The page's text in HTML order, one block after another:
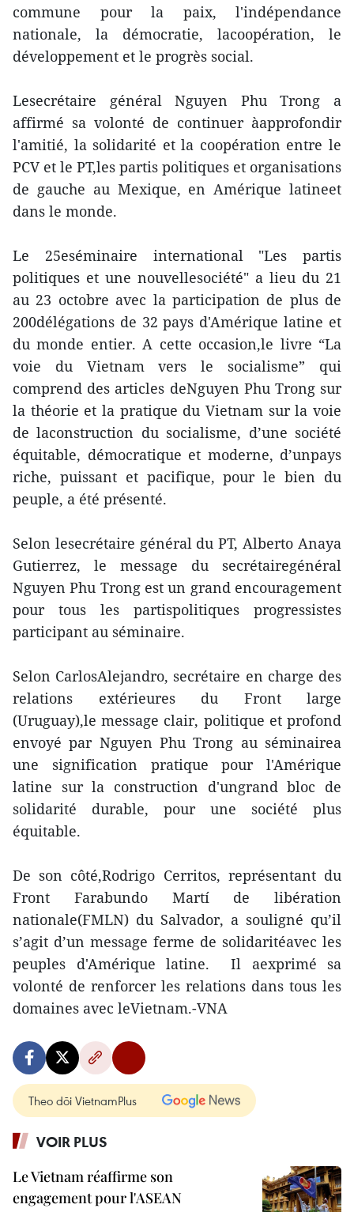
commune pour la paix, l'indépendance
nationale, la démocratie, lacoopération, le
développement et le progrès social.
Lesecrétaire général Nguyen Phu Trong a
affirmé sa volonté de continuer àapprofondir
l'amitié, la solidarité et la coopération entre le
PCV et le PT,les partis politiques et organisations
de gauche au Mexique, en Amérique latineet
dans le monde.
Le 25eséminaire international "Les partis
politiques et une nouvellesociété" a lieu du 21
au 23 octobre avec la participation de plus de
200délégations de 32 pays d'Amérique latine et
du monde entier. A cette occasion,le livre “La
voie du Vietnam vers le socialisme” qui
comprend des articles deNguyen Phu Trong sur
la théorie et la pratique du Vietnam sur la voie
de laconstruction du socialisme, d’une société
équitable, démocratique et moderne, d’unpays
riche, puissant et pacifique, pour le bien du
peuple, a été présenté.
Selon lesecrétaire général du PT, Alberto Anaya
Gutierrez, le message du secrétairegénéral
Nguyen Phu Trong est un grand encouragement
pour tous les partispolitiques progressistes
participant au séminaire.
Selon CarlosAlejandro, secrétaire en charge des
relations extérieures du Front large
(Uruguay),le message clair, politique et profond
envoyé par Nguyen Phu Trong au séminairea
une signification pratique pour l'Amérique
latine sur la construction d'ungrand bloc de
solidarité durable, pour une société plus
équitable.
De son côté,Rodrigo Cerritos, représentant du
Front Farabundo Martí de libération
nationale(FMLN) du Salvador, a souligné qu’il
s’agit d’un message ferme de solidaritéavec les
peuples d'Amérique latine. Il aexprimé sa
volonté de renforcer les relations dans tous les
domaines avec leVietnam.-VNA
Theo dõi VietnamPlus
VOIR PLUS
Le Vietnam réaffirme son
engagement pour l'ASEAN